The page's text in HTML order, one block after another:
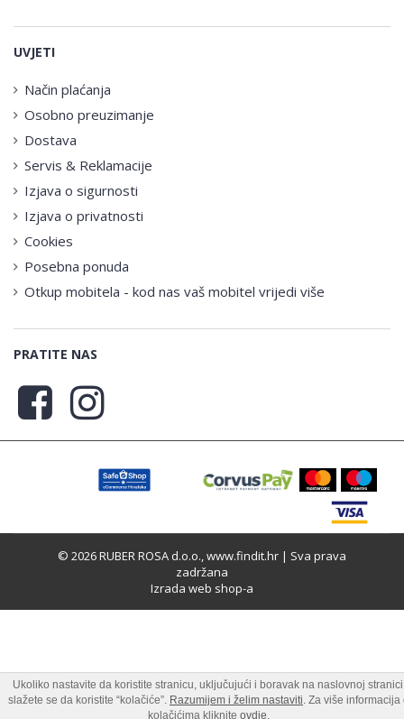
UVJETI
Način plaćanja
Osobno preuzimanje
Dostava
Servis & Reklamacije
Izjava o sigurnosti
Izjava o privatnosti
Cookies
Posebna ponuda
Otkup mobitela - kod nas vaš mobitel vrijedi više
PRATITE NAS
© 2026 RUBER ROSA d.o.o., www.findit.hr | Sva prava
zadržana
Izrada web shop-a
Ukoliko nastavite da koristite stranicu, uključujući i boravak na naslovnoj
slažete se da koristite “kolačiće”. Razumijem i želim nastaviti. Za više informacija
kolačićima kliknite ovdje.